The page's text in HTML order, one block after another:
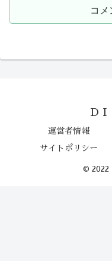
コメ
Ｄ
運営者情報
サイトポリシー
© 2022